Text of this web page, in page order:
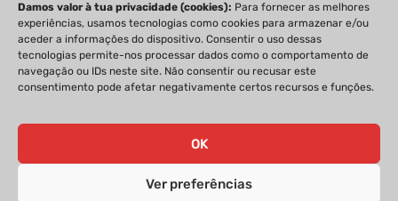
Damos valor à tua privacidade (cookies): Para fornecer as melhores
experiências, usamos tecnologias como cookies para armazenar e/ou
aceder a informações do dispositivo. Consentir o uso dessas
tecnologias permite-nos processar dados como o comportamento de
navegação ou IDs neste site. Não consentir ou recusar este
consentimento pode afetar negativamente certos recursos e funções.
OK
Ver preferências
PRIVACIDADE FICHA TÉCNICA
ESTATUTO EDITORIAL